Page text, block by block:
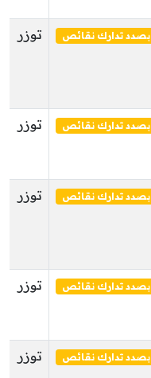
بصدد تدارك نقائص توزر
بصدد تدارك نقائص توزر
بصدد تدارك نقائص توزر
بصدد تدارك نقائص توزر
بصدد تدارك نقائص توزر